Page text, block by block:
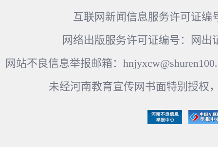
互联网新闻信息服务许可证编
网络出版服务许可证编号：网出
网站不良信息举报邮箱：
未经河南教育宣传网书面特别授权